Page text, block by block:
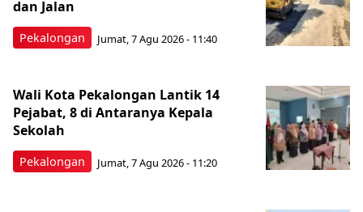
Pekalongan
dan Jalan
Jumat, 7 Agu 2026 - 11:40
Pekalongan
Wali Kota Pekalongan Lantik 14
Pejabat, 8 di Antaranya Kepala
Sekolah
Jumat, 7 Agu 2026 - 11:20